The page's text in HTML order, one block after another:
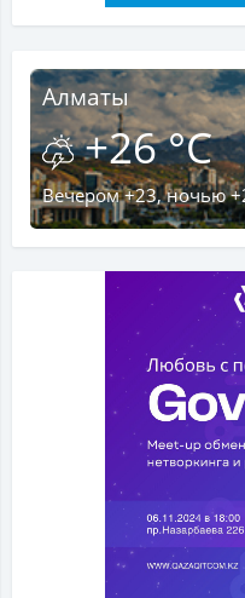
Алматы
+26 °C
Вечером +23, ночью